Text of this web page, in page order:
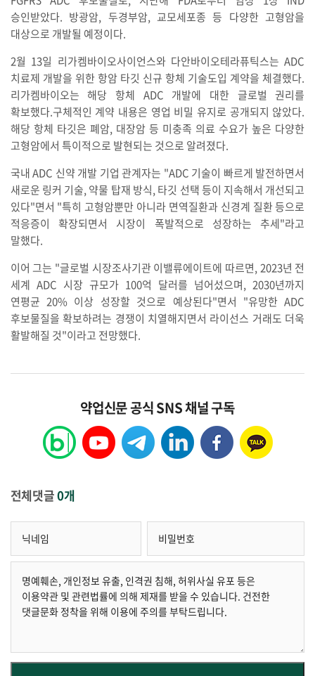
승인받았다. 방광암, 두경부암, 교모세포종 등 다양한 고형암을
대상으로 개발될 예정이다.
2월 13일 리가켐바이오사이언스와 다안바이오테라퓨틱스는 ADC
치료제 개발을 위한 항암 타깃 신규 항체 기술도입 계약을 체결했다.
리가켐바이오는 해당 항체 ADC 개발에 대한 글로벌 권리를
확보했다.구체적인 계약 내용은 영업 비밀 유지로 공개되지 않았다.
해당 항체 타깃은 폐암, 대장암 등 미충족 의료 수요가 높은 다양한
고형암에서 특이적으로 발현되는 것으로 알려졌다.
국내 ADC 신약 개발 기업 관계자는 "ADC 기술이 빠르게 발전하면서
새로운 링커 기술, 약물 탑재 방식, 타깃 선택 등이 지속해서 개선되고
있다"면서 "특히 고형암뿐만 아니라 면역질환과 신경계 질환 등으로
적응증이 확장되면서 시장이 폭발적으로 성장하는 추세"라고
말했다.
이어 그는 "글로벌 시장조사기관 이밸류에이트에 따르면, 2023년 전
세계 ADC 시장 규모가 100억 달러를 넘어섰으며, 2030년까지
연평균 20% 이상 성장할 것으로 예상된다"면서 "유망한 ADC
후보물질을 확보하려는 경쟁이 치열해지면서 라이선스 거래도 더욱
활발해질 것"이라고 전망했다.
약업신문 공식 SNS 채널 구독
전체댓글0개